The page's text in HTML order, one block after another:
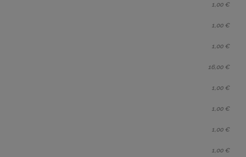
1,00 €
1,00 €
1,00 €
16,00 €
1,00 €
1,00 €
1,00 €
1,00 €